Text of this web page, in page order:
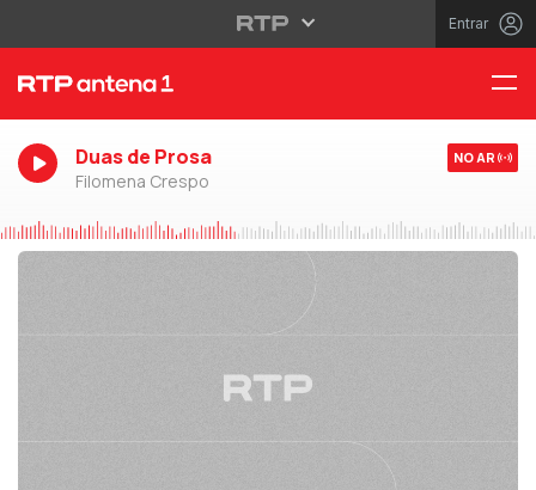
Entrar
Duas de Prosa
Filomena Crespo
NO AR